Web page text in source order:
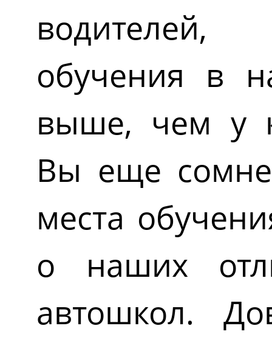
обучения в
выше, чем у
Вы еще
места
о наших
автошкол.